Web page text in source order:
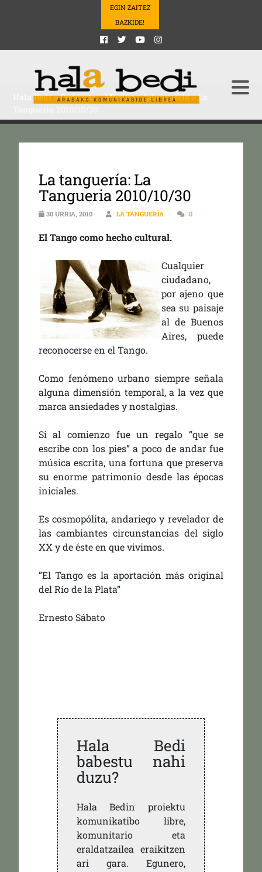
EGIN ZAITEZ
BAZKIDE!
Hala Bedi>Podcasts>Musika>latangueria>La
La tanguería: La
Tangueria 2010/10/30
30 URRIA, 2010 LA TANGUERÍA 0
El Tango como hecho cultural.
Cualquier
ciudadano,
por ajeno que
sea su paisaje
al de Buenos
Aires, puede
reconocerse en el Tango.
Como fenómeno urbano siempre señala
alguna dimensión temporal, a la vez que
marca ansiedades y nostalgias.
Si al comienzo fue un regalo “que se
escribe con los pies” a poco de andar fue
música escrita, una fortuna que preserva
su enorme patrimonio desde las épocas
iniciales.
Es cosmopólita, andariego y revelador de
las cambiantes circunstancias del siglo
XX y de éste en que vivimos.
”El Tango es la aportación más original
del Río de la Plata”
Ernesto Sábato
Hala Bedi
babestu nahi
duzu?
Hala Bedin proiektu
komunikatibo libre,
komunitario eta
eraldatzailea eraikitzen
ari gara. Egunero,